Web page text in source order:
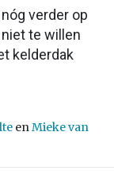
verder op
te willen
kelderdak
enMieke van